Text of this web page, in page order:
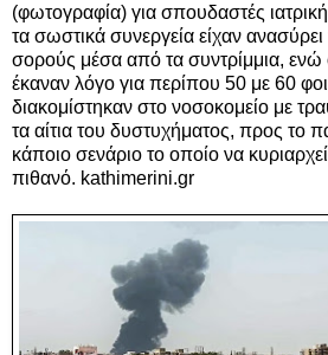
(φωτογραφία) για σπουδαστές
τα σωστικά συνεργεία είχαν
σορούς μέσα από τα συντρίμμια, ενώ
έκαναν λόγο για περίπου 50 με 60
διακομίστηκαν στο νοσοκομείο με
τα αίτια του δυστυχήματος, προς το
κάποιο σενάριο το οποίο να
πιθανό. kathimerini.gr